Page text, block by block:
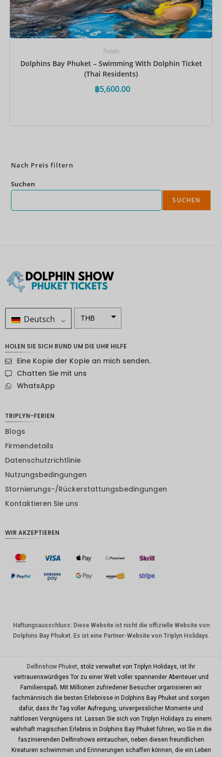
Tickets
Dolphins Bay Phuket – Swimming With Dolphin Ticket
(Thai Residents)
฿5,600.00
Nach Preis filtern
Suchen
SUCHEN
Deutsch THB
NZD
GBP
anischer
TWD
HKD
SGD
USD
HOLEN SIE SICH RUND UM DIE UHR HILFE
Eine Kopie der Kopie an mich senden.
Chatten Sie mit uns
WhatsApp
TRIPLYN-FERIEN
Blogs
Firmendetails
Datenschutzrichtlinie
Nutzungsbedingungen
Stornierungs-/Rückerstattungsbedingungen
Kontaktieren Sie uns
WIR AKZEPTIEREN
Haftungsausschluss: Diese Website ist nicht die offizielle Website von
Dolphins Bay Phuket. Es ist eine Partner-Website von Triplyn Holidays.
Delfinshow Phuket, stolz verwaltet von Triplyn Holidays, ist Ihr
vertrauenswürdiges Tor zu einer Welt voller spannender Abenteuer und
Familienspaß. Mit Millionen zufriedener Besucher organisieren wir
fachmännisch die besten Erlebnisse in Dolphins Bay Phuket und sorgen
dafür, dass Ihr Tag voller Aufregung, unvergesslicher Momente und
nahtlosen Vergnügens ist. Lassen Sie sich von Triplyn Holidays zu einem
wahrhaft magischen Erlebnis in Dolphins Bay Phuket führen, wo Sie in die
faszinierenden Delfinshows eintauchen, neben diesen freundlichen
Kreaturen schwimmen und Erinnerungen schaffen können, die ein Leben